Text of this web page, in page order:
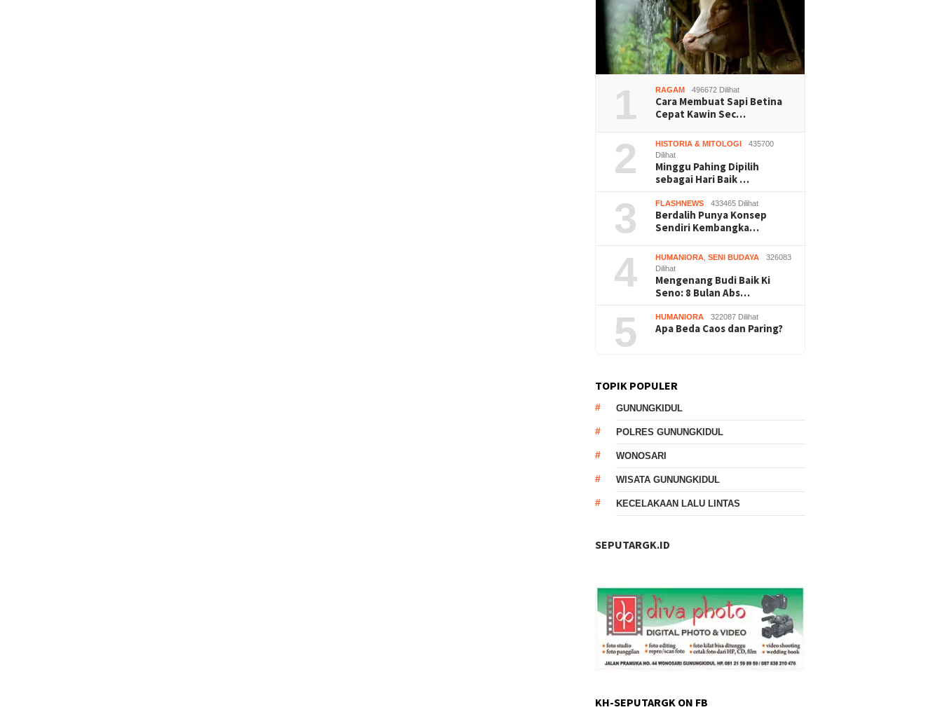
1 RAGAM 496672 Dilihat
Cara Membuat Sapi Betina
Cepat Kawin Sec…
2 HISTORIA & MITOLOGI
435700
Dilihat
Minggu Pahing Dipilih
sebagai Hari Baik …
3 FLASHNEWS 433465 Dilihat
Berdalih Punya Konsep
Sendiri Kembangka…
4 HUMANIORA ,SENI BUDAYA
326083
Dilihat
Mengenang Budi Baik Ki
Seno: 8 Bulan Abs…
5 HUMANIORA 322087 Dilihat
Apa Beda Caos dan Paring?
TOPIK POPULER
GUNUNGKIDUL
POLRES GUNUNGKIDUL
WONOSARI
WISATA GUNUNGKIDUL
KECELAKAAN LALU LINTAS
SEPUTARGK.ID
KH-SEPUTARGK ON FB